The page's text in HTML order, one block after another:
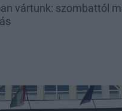
vártunk: szombattól